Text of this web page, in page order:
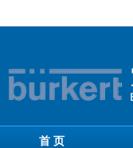
首 页